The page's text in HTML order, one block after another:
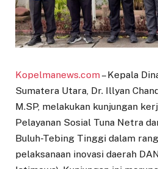
Kopelmanews.com– Kepala
Sumatera Utara, Dr. Illyan
M.SP, melakukan kunjungan
Pelayanan Sosial Tuna Netra
Buluh-Tebing Tinggi dalam
pelaksanaan inovasi daerah